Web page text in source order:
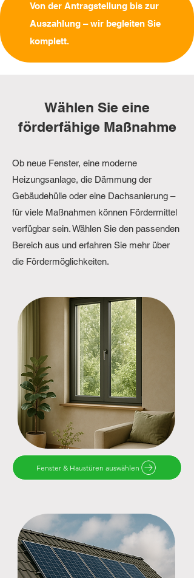
Von der Antragstellung bis zur
Auszahlung – wir begleiten Sie
komplett.
Wählen Sie eine
förderfähige Maßnahme
Ob neue Fenster, eine moderne
Heizungsanlage, die Dämmung der
Gebäudehülle oder eine Dachsanierung –
für viele Maßnahmen können Fördermittel
verfügbar sein. Wählen Sie den passenden
Bereich aus und erfahren Sie mehr über
die Fördermöglichkeiten.
Fenster & Haustüren auswählen